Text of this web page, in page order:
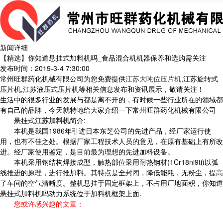
新闻详细
【精选】你知道悬挂式加料机吗_食品混合机机器保养和选购需关注
发布时间：2019-3-4 7:30:00
常州旺群药化机械有限公司为您免费提供江苏大吨位压片机,江苏旋转式
压片机,江苏液压式压片机等相关信息发布和资讯展示，敬请关注！
生活中的很多行业的发展与都是离不开的，有时候一些行业所在的领域都
有自己的品牌，今天就特地给大家介绍一下常州旺群药化机械有限公司
悬挂式江苏加料机简介:
本机是我国1986年引进日本东芝公司的先进产品，经厂家运行使
用，也有不佳之处。根据厂家工程技术人员的意见，在原有基础上有所改
进。经厂家使用鉴定，是目前最为理想的先进加料设备。
本机采用钢结构焊接成型，触热部位采用耐热钢材(1Cr18ni9ti)以弧
线推进的原理，进行推加料。其特点是全封闭，降低能耗，无粉尘，提高
了车间的空气清晰度。整机悬挂于固定框架上，不占用厂地面积，你知道
悬挂式加料机吗动力系统位于加料机框架上面.
您或许感兴趣的文章：